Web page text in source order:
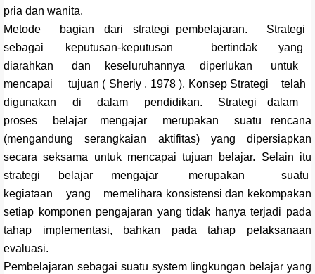
pria dan wanita.
Metode bagian dari strategi pembelajaran. Strategi
sebagai keputusan-keputusan bertindak yang
diarahkan dan keseluruhannya diperlukan untuk
mencapai tujuan ( Sheriy . 1978 ). Konsep Strategi telah
digunakan di dalam pendidikan. Strategi dalam
proses belajar mengajar merupakan suatu rencana
(mengandung serangkaian aktifitas) yang dipersiapkan
secara seksama untuk mencapai tujuan belajar. Selain itu
strategi belajar mengajar merupakan suatu
kegiataan yang memelihara konsistensi dan kekompakan
setiap komponen pengajaran yang tidak hanya terjadi pada
tahap implementasi, bahkan pada tahap pelaksanaan
evaluasi.
Pembelajaran sebagai suatu system lingkungan belajar yang